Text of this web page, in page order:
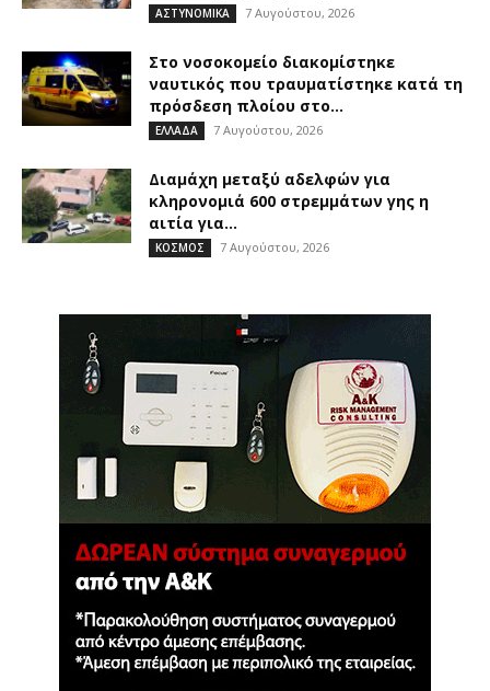
ΑΣΤΥΝΟΜΙΚΑ 7 Αυγούστου, 2026
Στο νοσοκομείο διακομίστηκε
ναυτικός που τραυματίστηκε κατά τη
πρόσδεση πλοίου στο...
ΕΛΛΑΔΑ 7 Αυγούστου, 2026
Διαμάχη μεταξύ αδελφών για
κληρονομιά 600 στρεμμάτων γης η
αιτία για...
ΚΟΣΜΟΣ 7 Αυγούστου, 2026